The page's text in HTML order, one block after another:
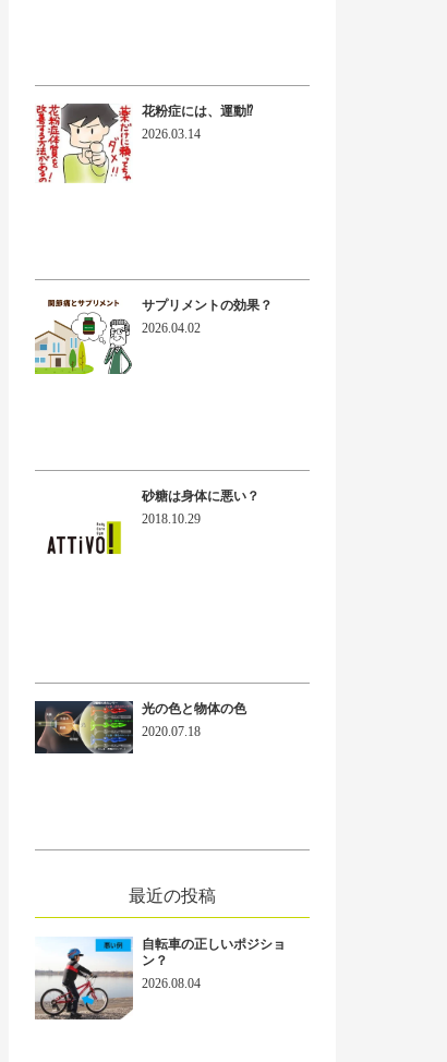
花粉症には、運動⁉
2026.03.14
サプリメントの効果？
2026.04.02
砂糖は身体に悪い？
2018.10.29
光の色と物体の色
2020.07.18
最近の投稿
自転車の正しいポジショ
ン？
2026.08.04